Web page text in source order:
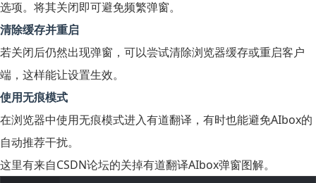
选项。将其关闭即可避免频繁弹窗。
清除缓存并重启
若关闭后仍然出现弹窗，可以尝试清除浏览器缓存或重启客户
端，这样能让设置生效。
使用无痕模式
在浏览器中使用无痕模式进入有道翻译，有时也能避免AIbox的
自动推荐干扰。
这里有来自CSDN论坛的关掉有道翻译AIbox弹窗图解。